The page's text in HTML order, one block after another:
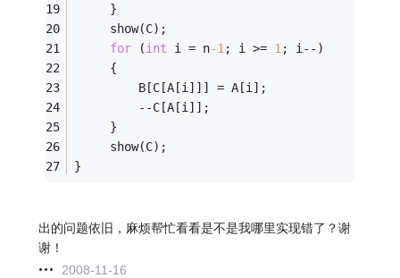
     }
     show(C);
for (int i = n-1 ; i >= 1 ; i--)
     {
         B[C[A[i]]] = A[i];
         --C[A[i]];
     }
     show(C);
}
出的问题依旧，麻烦帮忙看看是不是我哪里实现错了？谢
谢！
2008-11-16